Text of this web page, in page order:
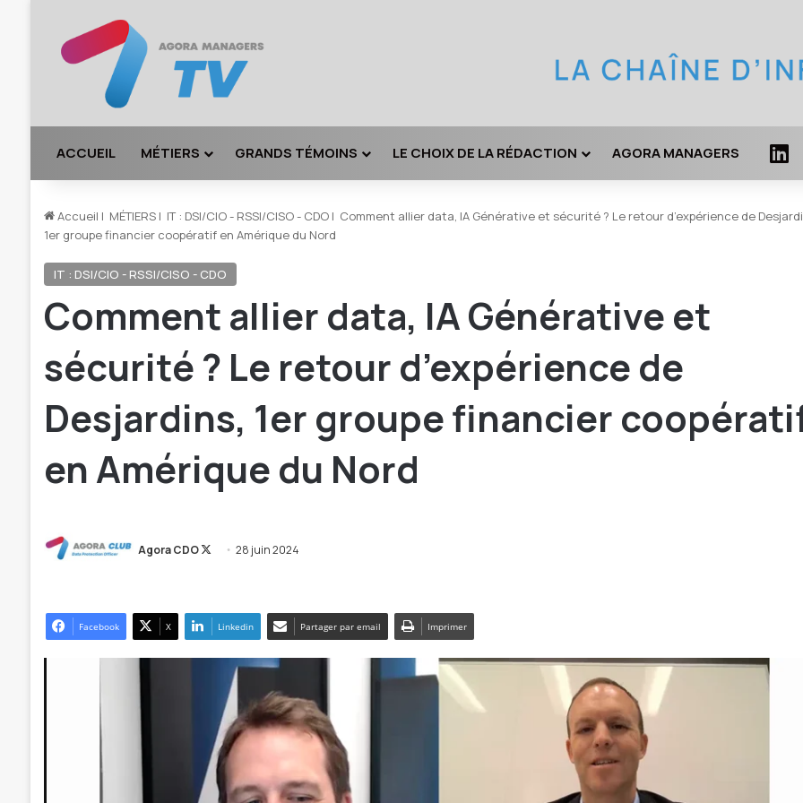
ACCUEIL MÉTIERS GRANDS TÉMOINS LE CHOIX DE LA RÉDACTION AGORA MANAGERS
Accueil | MÉTIERS | IT : DSI/CIO - RSSI/CISO - CDO | Comment allier data, IA Générative et sécurité ? Le retour d’expérience de
1er groupe financier coopératif en Amérique du Nord
IT : DSI/CIO - RSSI/CISO - CDO
Comment allier data, IA Générative et
sécurité ? Le retour d’expérience de
Desjardins, 1er groupe financier
en Amérique du Nord
Agora CDO 28 juin 2024
Facebook X Linkedin Partager par email Imprimer